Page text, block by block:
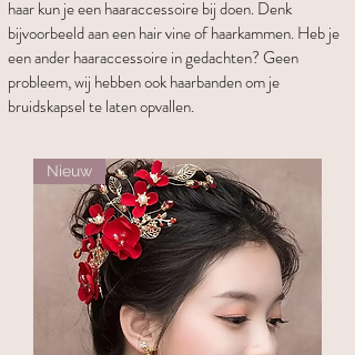
haar kun je een haaraccessoire bij doen. Denk
bijvoorbeeld aan een hair vine of haarkammen. Heb je
een ander haaraccessoire in gedachten? Geen
probleem, wij hebben ook haarbanden om je
bruidskapsel te laten opvallen.
Nieuw